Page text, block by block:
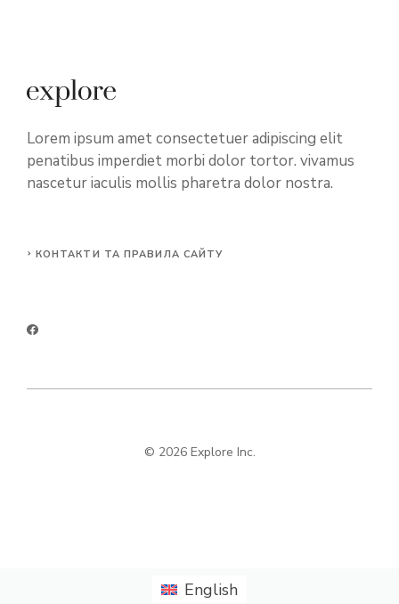
Lorem ipsum amet consectetuer adipiscing elit
penatibus imperdiet morbi dolor tortor. vivamus
nascetur iaculis mollis pharetra dolor nostra.
КОНТАКТИ ТА ПРАВИЛА САЙТУ
© 2026 Explore Inc.
English